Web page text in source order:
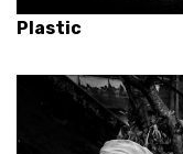
Plastic